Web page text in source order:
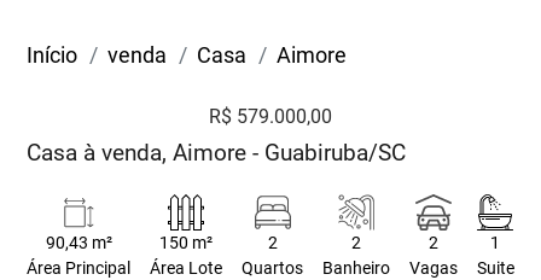
Início venda Casa Aimore
R$ 579.000,00
Casa à venda, Aimore - Guabiruba/SC
90,43 m²
Área Principal
150 m²
Área Lote
2
Quartos
2
Banheiro
2
Vagas
1
Suite